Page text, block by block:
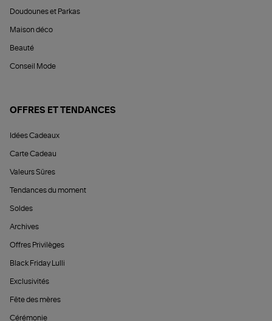
Doudounes et Parkas
Maison déco
Beauté
Conseil Mode
OFFRES ET TENDANCES
Idées Cadeaux
Carte Cadeau
Valeurs Sûres
Tendances du moment
Soldes
Archives
Offres Privilèges
Black Friday Lulli
Exclusivités
Fête des mères
Cérémonie